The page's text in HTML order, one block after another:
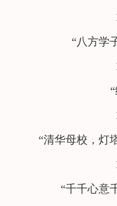
“八方学
“清华母校，灯
“千千心意